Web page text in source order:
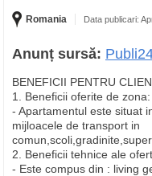
Romania Data publicari:
Anunț sursă:
BENEFICII PENTRU
1. Beneficii oferite de zona:
- Apartamentul este situat
mijloacele de transport in
2. Beneficii tehnice ale
- Este compus din : living